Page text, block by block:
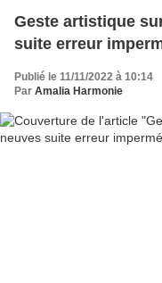
Geste artistique
suite erreur
Publié le 11/11/2022 à 10:14
Par Amalia Harmonie